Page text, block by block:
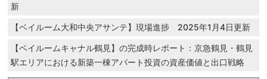
新
【ベイルーム大和中央アサンテ】現場進捗 2025年1月4日更新
【ベイルームキャナル鶴見】の完成時レポート：京急鶴見・鶴見
駅エリアにおける新築一棟アパート投資の資産価値と出口戦略